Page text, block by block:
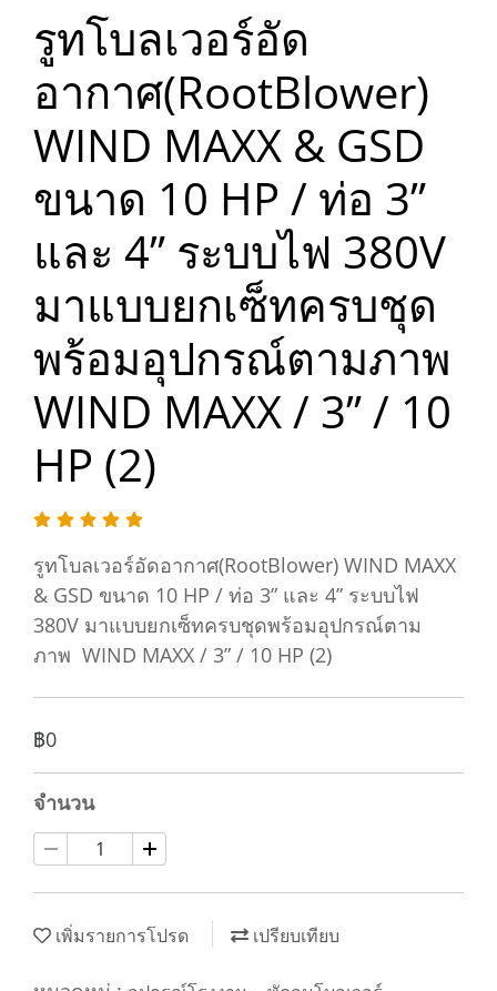
รูทโบลเวอร์อัด
อากาศ(RootBlower)
WIND MAXX & GSD
ขนาด 10 HP / ท่อ 3”
และ 4” ระบบไฟ 380V
มาแบบยกเซ็ทครบชุด
พร้อมอุปกรณ์ตามภาพ
WIND MAXX / 3” / 10
HP (2)
รูทโบลเวอร์อัดอากาศ(RootBlower) WIND MAXX
& GSD ขนาด 10 HP / ท่อ 3” และ 4” ระบบไฟ
380V มาแบบยกเซ็ทครบชุดพร้อมอุปกรณ์ตาม
ภาพ WIND MAXX / 3” / 10 HP (2)
฿0
จำนวน
เพิ่มรายการโปรด เปรียบเทียบ